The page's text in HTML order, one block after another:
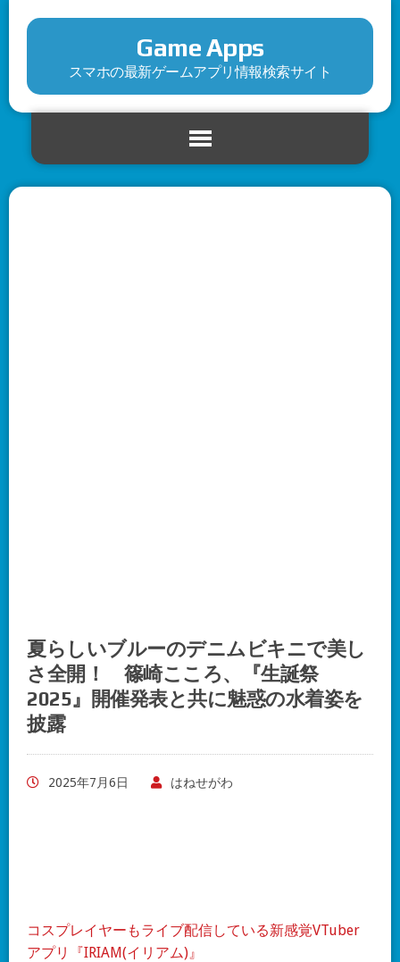
Game Apps
スマホの最新ゲームアプリ情報検索サイト
夏らしいブルーのデニムビキニで美し
さ全開！ 篠崎こころ、『生誕祭
2025』開催発表と共に魅惑の水着姿を
披露
2025年7月6日 はねせがわ
コスプレイヤーもライブ配信している新感覚VTuber
アプリ『IRIAM(イリアム)』